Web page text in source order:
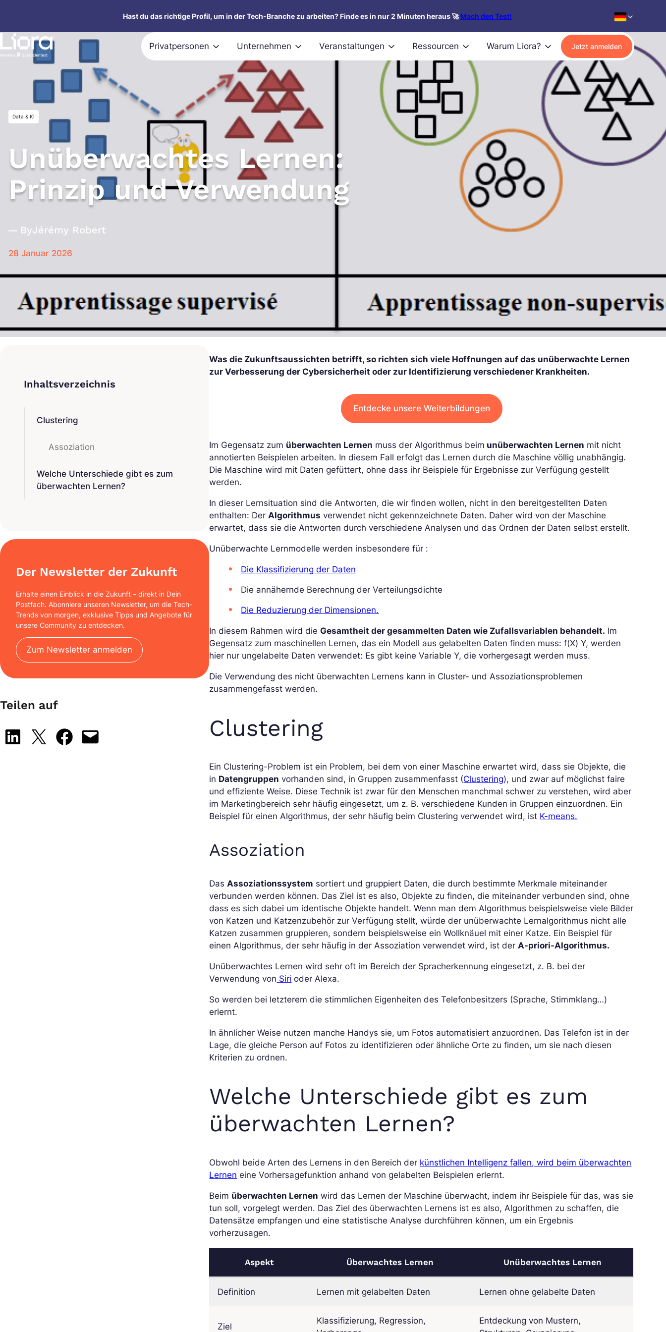
springen
Hast du das richtige Profil, um in der Tech-Branche zu arbeiten? Finde es in nur 2 Minuten heraus 🚀Mach den Test!
Privatpersonen Unternehmen Veranstaltungen Ressourcen Warum Liora? Jetzt anmelden
Data & KI
Unüberwachtes Lernen:
Prinzip und Verwendung
ByJérémy Robert
28 Januar 2026
Clustering
Assoziation
Welche Unterschiede gibt es zum
überwachten Lernen?
Der Newsletter der Zukunft
Erhalte einen Einblick in die Zukunft – direkt in Dein
Postfach. Abonniere unseren Newsletter, um die Tech-
Trends von morgen, exklusive Tipps und Angebote für
unsere Community zu entdecken.
Zum Newsletter anmelden
Teilen auf
Share on LinkedIn
Share on X Share on Facebook
Email this Page
Was die Zukunftsaussichten betrifft, so richten sich viele Hoffnungen auf das unüberwachte Lernen
zur Verbesserung der Cybersicherheit oder zur Identifizierung verschiedener Krankheiten.
Entdecke unsere Weiterbildungen
Im Gegensatz zum überwachten Lernen muss der Algorithmus beim unüberwachten Lernen mit nicht
annotierten Beispielen arbeiten. In diesem Fall erfolgt das Lernen durch die Maschine völlig unabhängig.
Die Maschine wird mit Daten gefüttert, ohne dass ihr Beispiele für Ergebnisse zur Verfügung gestellt
werden.
In dieser Lernsituation sind die Antworten, die wir finden wollen, nicht in den bereitgestellten Daten
enthalten: DerAlgorithmus verwendet nicht gekennzeichnete Daten. Daher wird von der Maschine
erwartet, dass sie die Antworten durch verschiedene Analysen und das Ordnen der Daten selbst erstellt.
Unüberwachte Lernmodelle werden insbesondere für :
Die Klassifizierung der Daten
Die annähernde Berechnung der Verteilungsdichte
Die Reduzierung der Dimensionen.
In diesem Rahmen wird dieGesamtheit der gesammelten Daten wie Zufallsvariablen behandelt. Im
Gegensatz zum maschinellen Lernen, das ein Modell aus gelabelten Daten finden muss: f(X) Y, werden
hier nur ungelabelte Daten verwendet: Es gibt keine Variable Y, die vorhergesagt werden muss.
Die Verwendung des nicht überwachten Lernens kann in Cluster- und Assoziationsproblemen
zusammengefasst werden.
Clustering
Ein Clustering-Problem ist ein Problem, bei dem von einer Maschine erwartet wird, dass sie Objekte, die
in Datengruppen vorhanden sind, in Gruppen zusammenfasst (Clustering), und zwar auf möglichst faire
und effiziente Weise. Diese Technik ist zwar für den Menschen manchmal schwer zu verstehen, wird aber
im Marketingbereich sehr häufig eingesetzt, um z. B. verschiedene Kunden in Gruppen einzuordnen. Ein
Beispiel für einen Algorithmus, der sehr häufig beim Clustering verwendet wird, ist K-means.
Assoziation
Das Assoziationssystem sortiert und gruppiert Daten, die durch bestimmte Merkmale miteinander
verbunden werden können. Das Ziel ist es also, Objekte zu finden, die miteinander verbunden sind, ohne
dass es sich dabei um identische Objekte handelt. Wenn man dem Algorithmus beispielsweise viele Bilder
von Katzen und Katzenzubehör zur Verfügung stellt, würde der unüberwachte Lernalgorithmus nicht alle
Katzen zusammen gruppieren, sondern beispielsweise ein Wollknäuel mit einer Katze. Ein Beispiel für
einen Algorithmus, der sehr häufig in der Assoziation verwendet wird, ist der A-priori-Algorithmus.
Unüberwachtes Lernen wird sehr oft im Bereich der Spracherkennung eingesetzt, z. B. bei der
Verwendung von Siri oder Alexa.
So werden bei letzterem die stimmlichen Eigenheiten des Telefonbesitzers (Sprache, Stimmklang…)
erlernt.
In ähnlicher Weise nutzen manche Handys sie, um Fotos automatisiert anzuordnen. Das Telefon ist in der
Lage, die gleiche Person auf Fotos zu identifizieren oder ähnliche Orte zu finden, um sie nach diesen
Kriterien zu ordnen.
Welche Unterschiede gibt es zum
überwachten Lernen?
Obwohl beide Arten des Lernens in den Bereich der künstlichen Intelligenz fallen, wird beim überwachten
Lernen eine Vorhersagefunktion anhand von gelabelten Beispielen erlernt.
Beim überwachten Lernen wird das Lernen der Maschine überwacht, indem ihr Beispiele für das, was sie
tun soll, vorgelegt werden. Das Ziel des überwachten Lernens ist es also, Algorithmen zu schaffen, die
Datensätze empfangen und eine statistische Analyse durchführen können, um ein Ergebnis
vorherzusagen.
Aspekt Überwachtes Lernen Unüberwachtes Lernen
Definition Lernen mit gelabelten Daten Lernen ohne gelabelte Daten
Ziel
Klassifizierung, Regression,
Entdeckung von Mustern,